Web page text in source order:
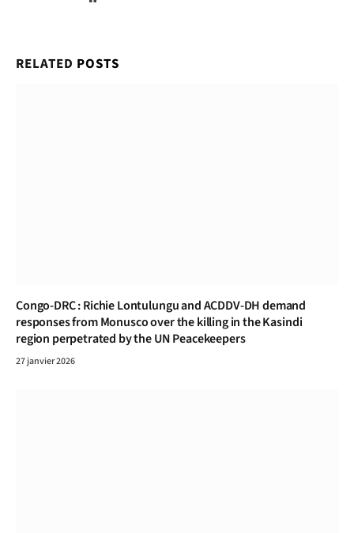
RELATED POSTS
Congo-DRC : Richie Lontulungu and ACDDV-DH demand
responses from Monusco over the killing in the Kasindi
region perpetrated by the UN Peacekeepers
27 janvier 2026